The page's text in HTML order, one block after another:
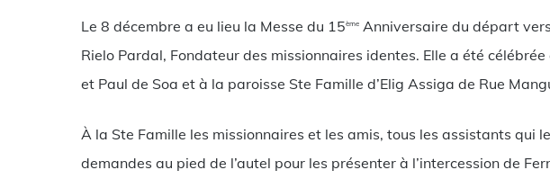
Le 8 décembre a eu lieu la Messe du 15ème Anniversaire du départ
Rielo Pardal, Fondateur des missionnaires identes. Elle a été
et Paul de Soa et à la paroisse Ste Famille d’Elig Assiga de Rue
À la Ste Famille les missionnaires et les amis, tous les assistants qui
demandes au pied de l’autel pour les présenter à l’intercession de